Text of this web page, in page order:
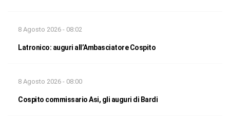
8 Agosto 2026 - 08:02
Latronico: auguri all’Ambasciatore Cospito
8 Agosto 2026 - 08:00
Cospito commissario Asi, gli auguri di Bardi